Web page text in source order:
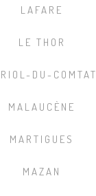
LAFARE
LE THOR
DU-COMTAT
MALAUCÈNE
MARTIGUES
MAZAN